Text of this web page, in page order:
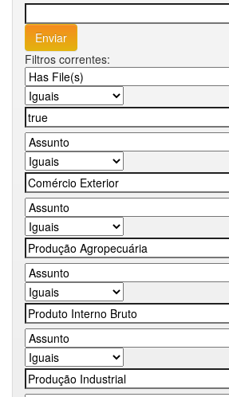
Filtros correntes: